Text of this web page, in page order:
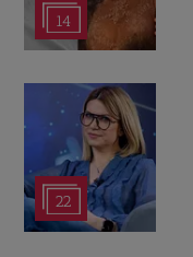
14
22